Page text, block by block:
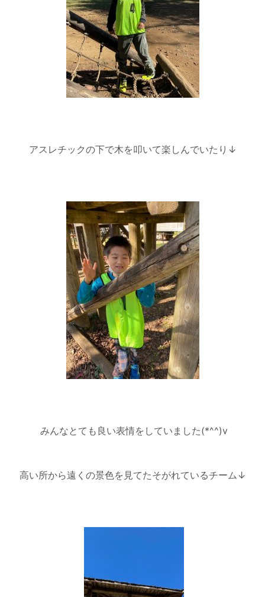
アスレチックの下で木を叩いて楽しんでいたり↓
みんなとても良い表情をしていました(*^^)v
高い所から遠くの景色を見てたそがれているチーム↓